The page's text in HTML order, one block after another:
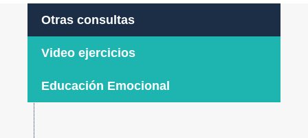
Otras consultas
Video ejercicios
Educación Emocional